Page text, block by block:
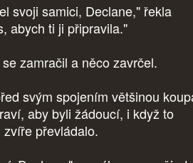
svoji samici, Declane," řekla
abych ti ji připravila."
zamračil a něco zavrčel.
svým spojením většinou
aby byli žádoucí, i když to
převládalo.